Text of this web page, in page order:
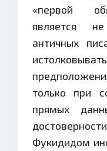
«первой
является
античных
только при
прямых
Фукидидом